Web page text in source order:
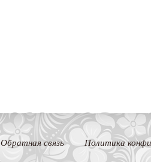
Обратная связь Политика